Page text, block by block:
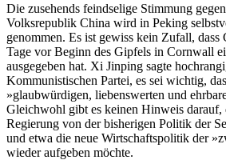
Die zusehends feindselige Stimmung
Volksrepublik China wird in Peking
genommen. Es ist gewiss kein Zu­fall, dass
Tage vor Beginn des Gipfels in Cornwall
ausgegeben hat. Xi Jinping sagte
Kommunis­tischen Partei, es sei wichtig,
»glaubwürdigen, liebenswerten und
Gleichwohl gibt es keinen Hinweis darauf,
Regierung von der bisherigen Poli­tik der
und etwa die neue Wirtschaftspolitik der
wieder aufgeben möchte.